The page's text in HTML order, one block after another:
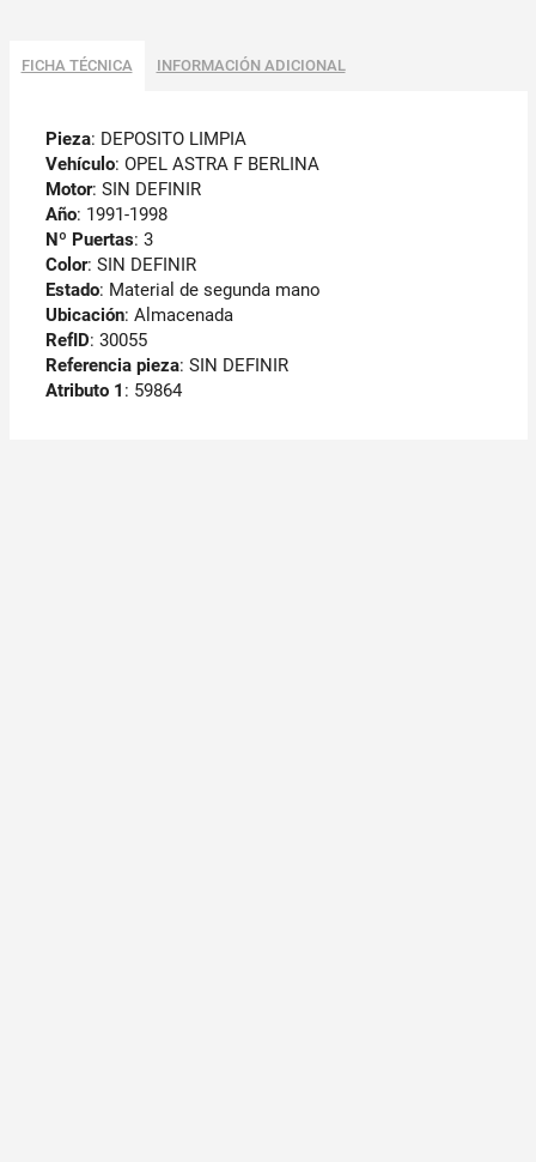
FICHA TÉCNICA INFORMACIÓN ADICIONAL
Pieza: DEPOSITO LIMPIA
Vehículo: OPEL ASTRA F BERLINA
Motor: SIN DEFINIR
Año: 1991-1998
Nº Puertas: 3
Color: SIN DEFINIR
Estado: Material de segunda mano
Ubicación: Almacenada
RefID: 30055
Referencia pieza: SIN DEFINIR
Atributo 1 : 59864